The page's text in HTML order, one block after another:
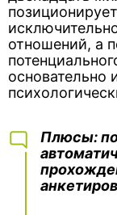
отношений, а
основательно
Плюсы: